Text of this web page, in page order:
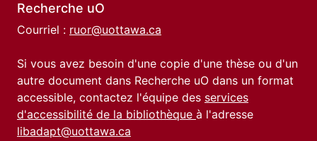
Recherche uO
Courriel : ruor@uottawa.ca
Si vous avez besoin d'une copie d'une thèse ou d'un
autre document dans Recherche uO dans un format
accessible, contactez l'équipe des services
d'accessibilité de la bibliothèque à l'adresse
libadapt@uottawa.ca